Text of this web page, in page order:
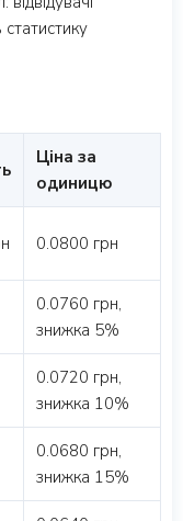
Ціна за
одиницю
0.0800 грн
0.0760 грн,
знижка 5%
0.0720 грн,
знижка 10%
0.0680 грн,
знижка 15%